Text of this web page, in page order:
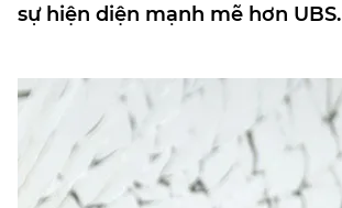
sự hiện diện mạnh mẽ hơn UBS.